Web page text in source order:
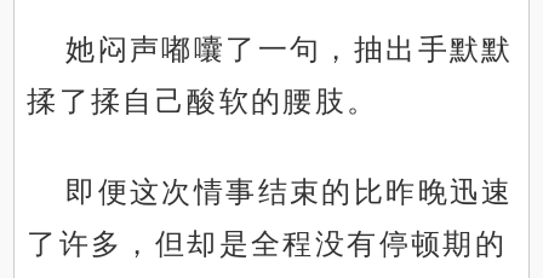
她闷声嘟囔了一句，抽出手默默
揉了揉自己酸软的腰肢。
即便这次情事结束的比昨晚迅速
了许多，但却是全程没有停顿期的